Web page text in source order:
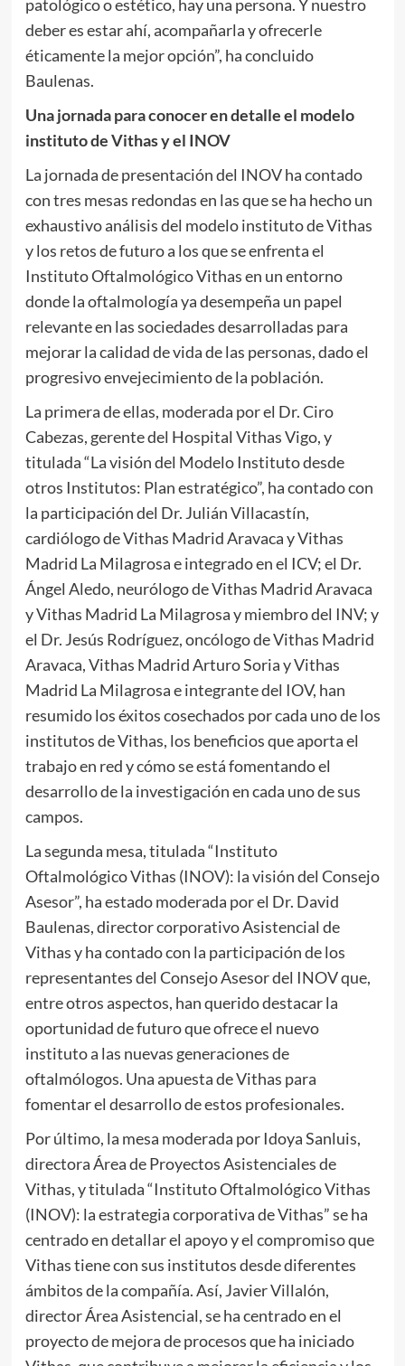
patológico o estético, hay una persona. Y nuestro
deber es estar ahí, acompañarla y ofrecerle
éticamente la mejor opción”, ha concluido
Baulenas.
Una jornada para conocer en detalle el modelo
instituto de Vithas y el INOV
La jornada de presentación del INOV ha contado
con tres mesas redondas en las que se ha hecho un
exhaustivo análisis del modelo instituto de Vithas
y los retos de futuro a los que se enfrenta el
Instituto Oftalmológico Vithas en un entorno
donde la oftalmología ya desempeña un papel
relevante en las sociedades desarrolladas para
mejorar la calidad de vida de las personas, dado el
progresivo envejecimiento de la población.
La primera de ellas, moderada por el Dr. Ciro
Cabezas, gerente del Hospital Vithas Vigo, y
titulada “La visión del Modelo Instituto desde
otros Institutos: Plan estratégico”, ha contado con
la participación del Dr. Julián Villacastín,
cardiólogo de Vithas Madrid Aravaca y Vithas
Madrid La Milagrosa e integrado en el ICV; el Dr.
Ángel Aledo, neurólogo de Vithas Madrid Aravaca
y Vithas Madrid La Milagrosa y miembro del INV; y
el Dr. Jesús Rodríguez, oncólogo de Vithas Madrid
Aravaca, Vithas Madrid Arturo Soria y Vithas
Madrid La Milagrosa e integrante del IOV, han
resumido los éxitos cosechados por cada uno de los
institutos de Vithas, los beneficios que aporta el
trabajo en red y cómo se está fomentando el
desarrollo de la investigación en cada uno de sus
campos.
La segunda mesa, titulada “Instituto
Oftalmológico Vithas (INOV): la visión del Consejo
Asesor”, ha estado moderada por el Dr. David
Baulenas, director corporativo Asistencial de
Vithas y ha contado con la participación de los
representantes del Consejo Asesor del INOV que,
entre otros aspectos, han querido destacar la
oportunidad de futuro que ofrece el nuevo
instituto a las nuevas generaciones de
oftalmólogos. Una apuesta de Vithas para
fomentar el desarrollo de estos profesionales.
Por último, la mesa moderada por Idoya Sanluis,
directora Área de Proyectos Asistenciales de
Vithas, y titulada “Instituto Oftalmológico Vithas
(INOV): la estrategia corporativa de Vithas” se ha
centrado en detallar el apoyo y el compromiso que
Vithas tiene con sus institutos desde diferentes
ámbitos de la compañía. Así, Javier Villalón,
director Área Asistencial, se ha centrado en el
proyecto de mejora de procesos que ha iniciado